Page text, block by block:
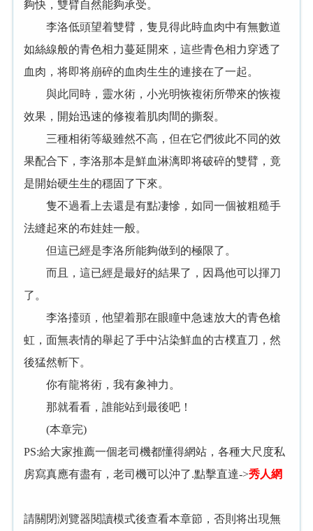
夠快，雙臂自然能夠承受。
李洛低頭望着雙臂，隻見得此時血肉中有無數道
如絲線般的青色相力蔓延開來，這些青色相力穿透了
血肉，将即将崩碎的血肉生生的連接在了一起。
與此同時，靈水術，小光明恢複術所帶來的恢複
效果，開始迅速的修複着肌肉間的撕裂。
三種相術等級雖然不高，但在它們彼此不同的效
果配合下，李洛那本是鮮血淋漓即将破碎的雙臂，竟
是開始硬生生的穩固了下來。
隻不過看上去還是有點凄慘，如同一個被粗糙手
法縫起來的布娃娃一般。
但這已經是李洛所能夠做到的極限了。
而且，這已經是最好的結果了，因爲他可以揮刀
了。
李洛擡頭，他望着那在眼瞳中急速放大的青色槍
虹，面無表情的舉起了手中沾染鮮血的古樸直刀，然
後猛然斬下。
你有龍将術，我有象神力。
那就看看，誰能站到最後吧！
(本章完)
PS:給大家推薦一個老司機都懂得網站，各種大尺度私
房寫真應有盡有，老司機可以沖了.點擊直達->秀人網
請關閉浏覽器閱讀模式後查看本章節，否則将出現無